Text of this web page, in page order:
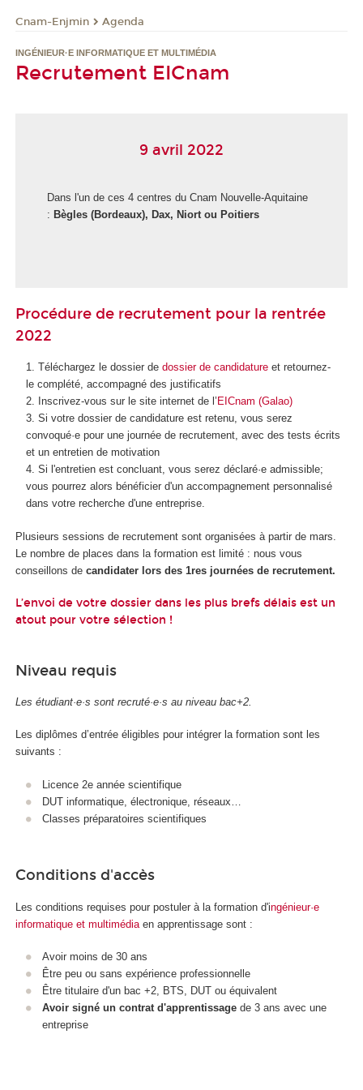
Cnam-Enjmin Agenda
INGÉNIEUR·E INFORMATIQUE ET MULTIMÉDIA
Recrutement EICnam
9 avril 2022
Dans l'un de ces 4 centres du Cnam Nouvelle-Aquitaine
: Bègles (Bordeaux), Dax, Niort ou Poitiers
Procédure de recrutement pour la rentrée
2022
Téléchargez le dossier de dossier de candidature et retournez-
le complété, accompagné des justificatifs
Inscrivez-vous sur le site internet de l’ EICnam (Galao)
Si votre dossier de candidature est retenu, vous serez
convoqué·e pour une journée de recrutement, avec des tests écrits
et un entretien de motivation
Si l'entretien est concluant, vous serez déclaré·e admissible;
vous pourrez alors bénéficier d'un accompagnement personnalisé
dans votre recherche d'une entreprise.
Plusieurs sessions de recrutement sont organisées à partir de mars.
Le nombre de places dans la formation est limité : nous vous
conseillons de candidater lors des 1res journées de recrutement.
L’envoi de votre dossier dans les plus brefs délais est un
atout pour votre sélection !
Niveau requis
Les étudiant·e·s sont recruté·e·s au niveau bac+2.
Les diplômes d’entrée éligibles pour intégrer la formation sont les
suivants :
Licence 2e année scientifique
DUT informatique, électronique, réseaux…
Classes préparatoires scientifiques
Conditions d'accès
Les conditions requises pour postuler à la formation d'ingénieur·e
informatique et multimédia en apprentissage sont :
Avoir moins de 30 ans
Être peu ou sans expérience professionnelle
Être titulaire d'un bac +2, BTS, DUT ou équivalent
Avoir signé un contrat d'apprentissage de 3 ans avec une
entreprise